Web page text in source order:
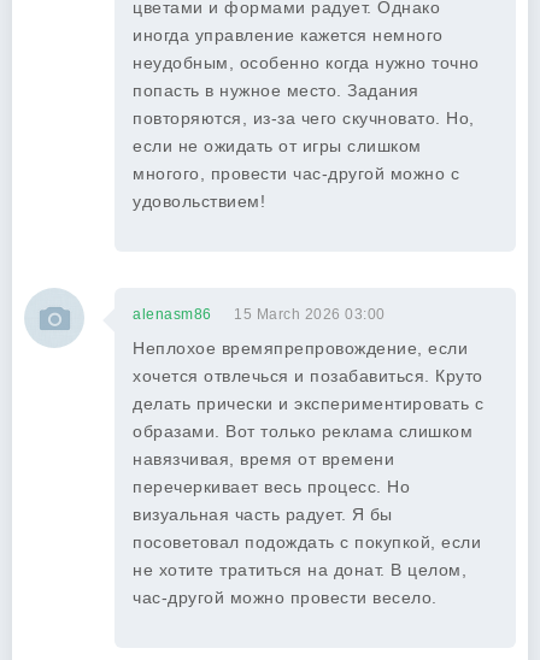
цветами и формами радует. Однако
иногда управление кажется немного
неудобным, особенно когда нужно точно
попасть в нужное место. Задания
повторяются, из-за чего скучновато. Но,
если не ожидать от игры слишком
многого, провести час-другой можно с
удовольствием!
alenasm86 15 March 2026 03:00
Неплохое времяпрепровождение, если
хочется отвлечься и позабавиться. Круто
делать прически и экспериментировать с
образами. Вот только реклама слишком
навязчивая, время от времени
перечеркивает весь процесс. Но
визуальная часть радует. Я бы
посоветовал подождать с покупкой, если
не хотите тратиться на донат. В целом,
час-другой можно провести весело.